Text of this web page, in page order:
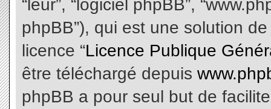
“leur”, “logiciel phpBB”,
phpBB”), qui est une solution
licence “Licence Publique
être téléchargé depuis
phpBB a pour seul but de